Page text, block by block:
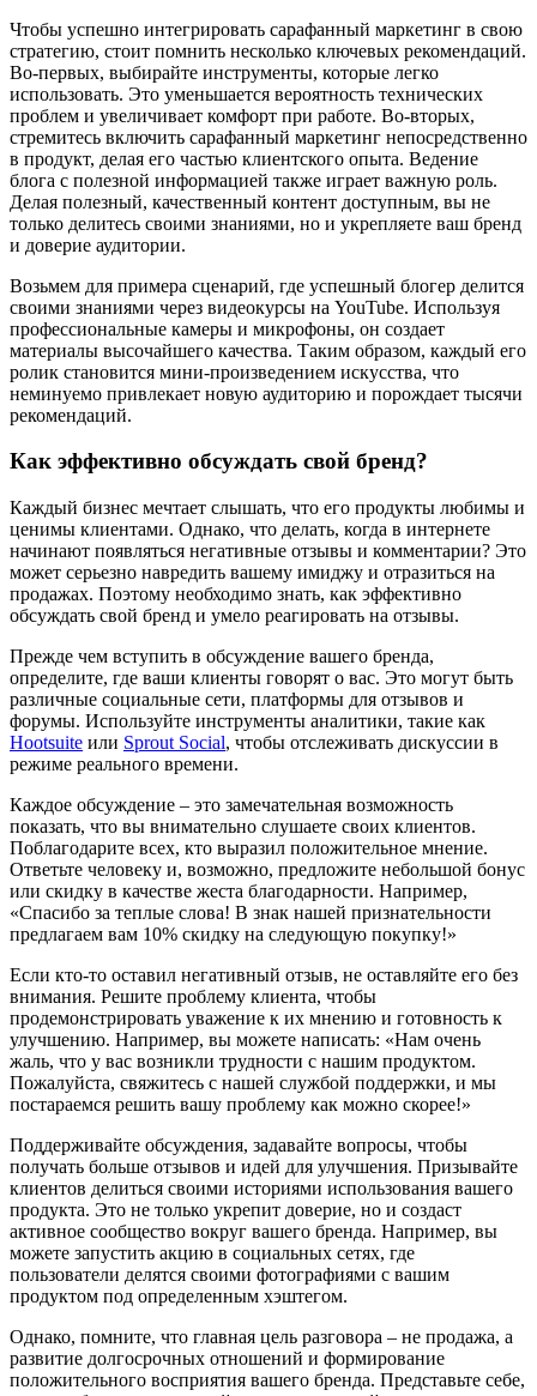
Чтобы успешно интегрировать сарафанный маркетинг в свою
стратегию, стоит помнить несколько ключевых рекомендаций.
Во-первых, выбирайте инструменты, которые легко
использовать. Это уменьшается вероятность технических
проблем и увеличивает комфорт при работе. Во-вторых,
стремитесь включить сарафанный маркетинг непосредственно
в продукт, делая его частью клиентского опыта. Ведение
блога с полезной информацией также играет важную роль.
Делая полезный, качественный контент доступным, вы не
только делитесь своими знаниями, но и укрепляете ваш бренд
и доверие аудитории.
Возьмем для примера сценарий, где успешный блогер делится
своими знаниями через видеокурсы на YouTube. Используя
профессиональные камеры и микрофоны, он создает
материалы высочайшего качества. Таким образом, каждый его
ролик становится мини-произведением искусства, что
неминуемо привлекает новую аудиторию и порождает тысячи
рекомендаций.
Как эффективно обсуждать свой бренд?
Каждый бизнес мечтает слышать, что его продукты любимы и
ценимы клиентами. Однако, что делать, когда в интернете
начинают появляться негативные отзывы и комментарии? Это
может серьезно навредить вашему имиджу и отразиться на
продажах. Поэтому необходимо знать, как эффективно
обсуждать свой бренд и умело реагировать на отзывы.
Прежде чем вступить в обсуждение вашего бренда,
определите, где ваши клиенты говорят о вас. Это могут быть
различные социальные сети, платформы для отзывов и
форумы. Используйте инструменты аналитики, такие как
Hootsuite или Sprout Social, чтобы отслеживать дискуссии в
режиме реального времени.
Каждое обсуждение – это замечательная возможность
показать, что вы внимательно слушаете своих клиентов.
Поблагодарите всех, кто выразил положительное мнение.
Ответьте человеку и, возможно, предложите небольшой бонус
или скидку в качестве жеста благодарности. Например,
«Спасибо за теплые слова! В знак нашей признательности
предлагаем вам 10% скидку на следующую покупку!»
Если кто-то оставил негативный отзыв, не оставляйте его без
внимания. Решите проблему клиента, чтобы
продемонстрировать уважение к их мнению и готовность к
улучшению. Например, вы можете написать: «Нам очень
жаль, что у вас возникли трудности с нашим продуктом.
Пожалуйста, свяжитесь с нашей службой поддержки, и мы
постараемся решить вашу проблему как можно скорее!»
Поддерживайте обсуждения, задавайте вопросы, чтобы
получать больше отзывов и идей для улучшения. Призывайте
клиентов делиться своими историями использования вашего
продукта. Это не только укрепит доверие, но и создаст
активное сообщество вокруг вашего бренда. Например, вы
можете запустить акцию в социальных сетях, где
пользователи делятся своими фотографиями с вашим
продуктом под определенным хэштегом.
Однако, помните, что главная цель разговора – не продажа, а
развитие долгосрочных отношений и формирование
положительного восприятия вашего бренда. Представьте себе,